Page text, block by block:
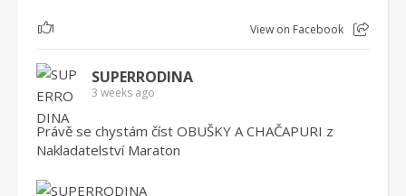
1 View on Facebook
SUPERRODINA
3 weeks ago
Právě se chystám číst OBUŠKY A CHAČAPURI z
Nakladatelství Maraton